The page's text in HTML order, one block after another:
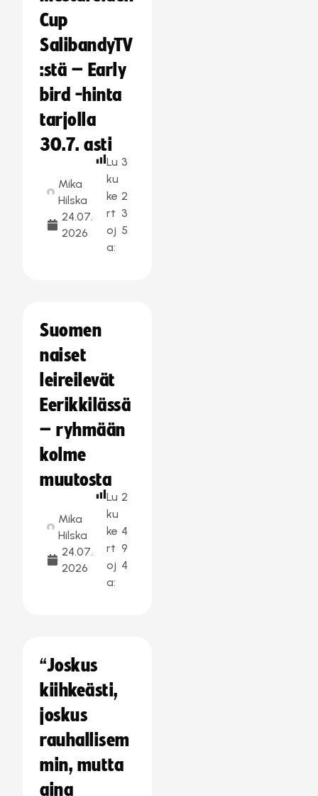
Cup
SalibandyTV
:stä – Early
bird -hinta
tarjolla
30.7. asti
Mika
Hilska
24.07.
2026
Lu
ku
ke
rt
oj
a:
3
2
3
5
Suomen
naiset
leireilevät
Eerikkilässä
– ryhmään
kolme
muutosta
Mika
Hilska
24.07.
2026
Lu
ku
ke
rt
oj
a:
2
4
9
4
“Joskus
kiihkeästi,
joskus
rauhallisem
min, mutta
aina